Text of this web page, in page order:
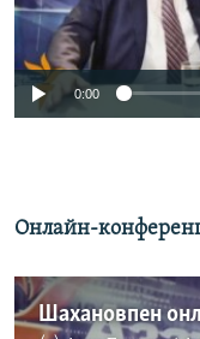
0:00
Онлайн-